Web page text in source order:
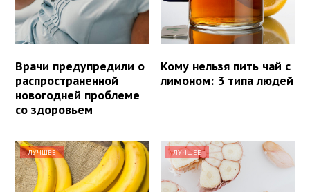
Врачи предупредили о
распространенной
новогодней проблеме
со здоровьем
Кому нельзя пить чай с
лимоном: 3 типа людей
ЛУЧШЕЕ ЛУЧШЕЕ